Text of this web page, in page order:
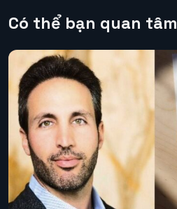
Có thể bạn quan tâm